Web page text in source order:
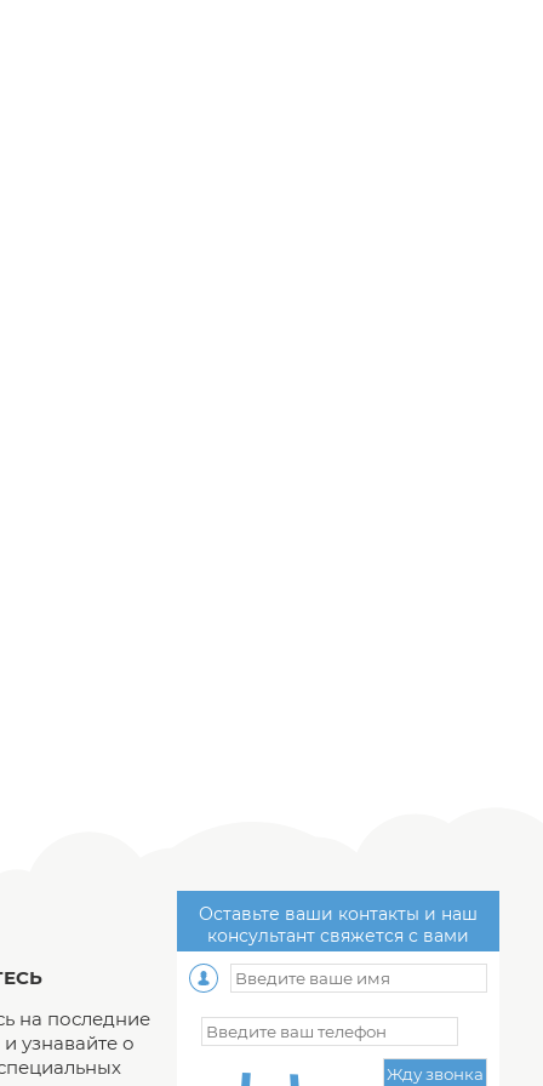
на последние
узнавайте о
Оставьте ваши контакты и наш
консультант свяжется с вами